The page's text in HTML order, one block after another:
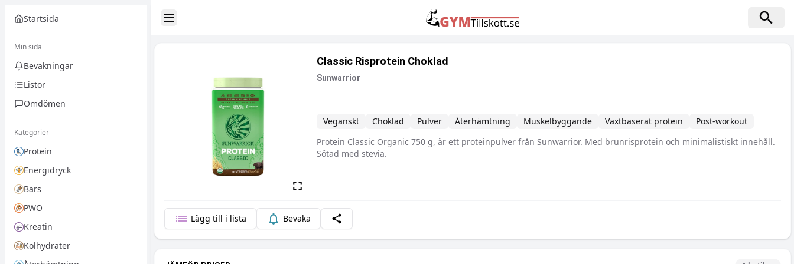
Startsida
Min sida
Bevakningar
Listor
Omdömen
Kategorier
Protein
Energidryck
Bars
PWO
Kreatin
Kolhydrater
Toggle Sidebar
Classic Risprotein Choklad
Sunwarrior
Veganskt Choklad Pulver Återhämtning Muskelbyggande Växtbaserat protein
Post-workout
Beskrivning
Protein Classic Organic 750 g, är ett proteinpulver från Sunwarrior. Med brunrisprotein och minimalistiskt innehåll.
Sötad med stevia.
Lägg till i lista Bevaka Dela